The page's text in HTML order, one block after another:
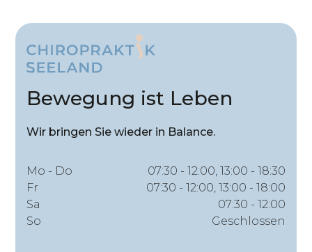
Bewegung ist Leben
Wir bringen Sie wieder in Balance.
Mo - Do
07:30 - 12:00, 13:00 - 18:30
Fr
07:30 - 12:00, 13:00 - 18:00
Sa
07:30 - 12:00
So
Geschlossen